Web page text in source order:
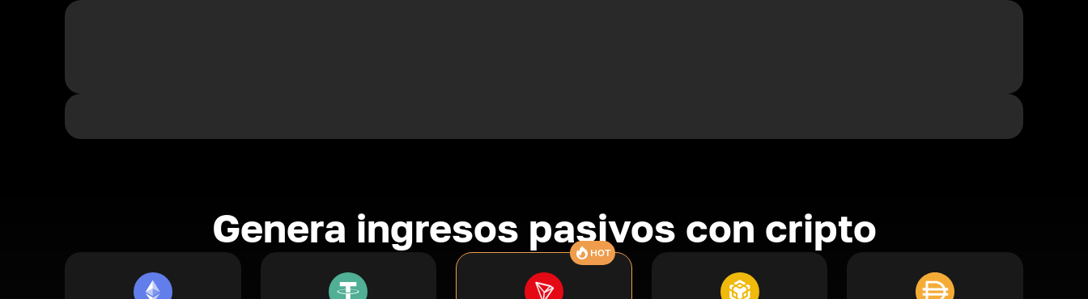
Genera ingresos pasivos con cripto
HOT